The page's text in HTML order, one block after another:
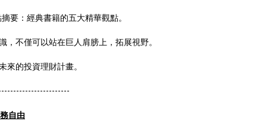
要：經典書籍的五大精華觀點。
不僅可以站在巨人肩膀上，拓展視野。
來的投資理財計畫。
自由